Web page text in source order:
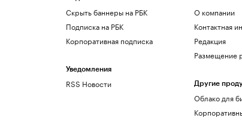
Скрыть баннеры на РБК
Подписка на РБК
Корпоративная подписка
Уведомления
RSS Новости
О компании
Контактная
Редакция
Размещение
Другие
Облако для